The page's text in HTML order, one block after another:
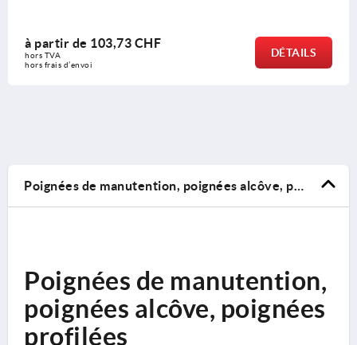
de103,73 CHF à
hors
Poignées de manutention, poignées alcôve, poignées profilées
Poignées de manutention,
poignées alcôve, poignées
profilées